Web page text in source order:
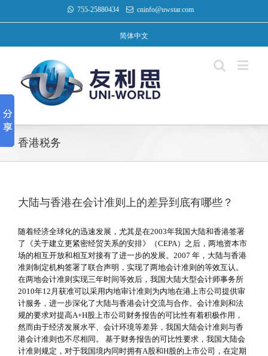
755-25880434 cninfo@uwstar.com
简体中文
香港税务
大陆与香港在会计准则上的差异到底有哪些？
随着经济全球化的迅速发展，尤其是在2003年我国大陆和香港签署
了《关于建立更紧密经贸关系的安排》（CEPA）之后，两地资本市
场的相互开放和相互对接有了进一步的发展。2007 年，大陆与香港
准则制定机构签署了联合声明，实现了两地会计准则的等效互认。
在两地会计准则实现三年时间等效后，我国大陆大型会计师事务所
2010年12月获准可以采用内地审计准则为内地在港上市公司提供审
计服务，进一步深化了大陆与香港会计交流与合作。会计准则和法
规的要求对提高A+H股上市公司财务报告的可比性有着积极作用，
然而由于经济发展水平、会计环境等差异，我国大陆会计准则与香
港会计准则也不尽相同。 基于财务报告的可比性要求，我国大陆会
计准则规定，对于我国境内同时拥有A股和H股的上市公司，在定期